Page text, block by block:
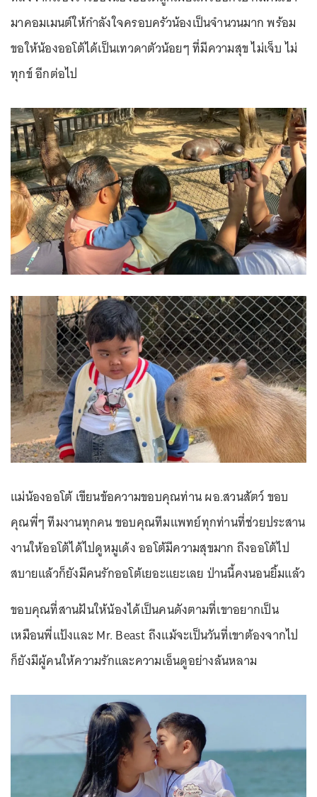
มาคอมเมนต์ให้กำลังใจครอบครัวน้องเป็นจำนวนมาก พร้อม
ขอให้น้องออโต้ได้เป็นเทวดาตัวน้อยๆ ที่มีความสุข ไม่เจ็บ ไม่
ทุกข์ อีกต่อไป
แม่น้องออโต้ เขียนข้อความขอบคุณท่าน ผอ.สวนสัตว์ ขอบ
คุณพี่ๆ ทีมงานทุกคน ขอบคุณทีมแพทย์ทุกท่านที่ช่วยประสาน
งานให้ออโต้ได้ไปดูหมูเด้ง ออโต้มีความสุขมาก ถึงออโต้ไป
สบายแล้วก็ยังมีคนรักออโต้เยอะแยะเลย ป่านนี้คงนอนยิ้มแล้ว
ขอบคุณที่สานฝันให้น้องได้เป็นคนดังตามที่เขาอยากเป็น
เหมือนพี่แป้งและ Mr. Beast ถึงแม้จะเป็นวันที่เขาต้องจากไป
ก็ยังมีผู้คนให้ความรักและความเอ็นดูอย่างล้นหลาม